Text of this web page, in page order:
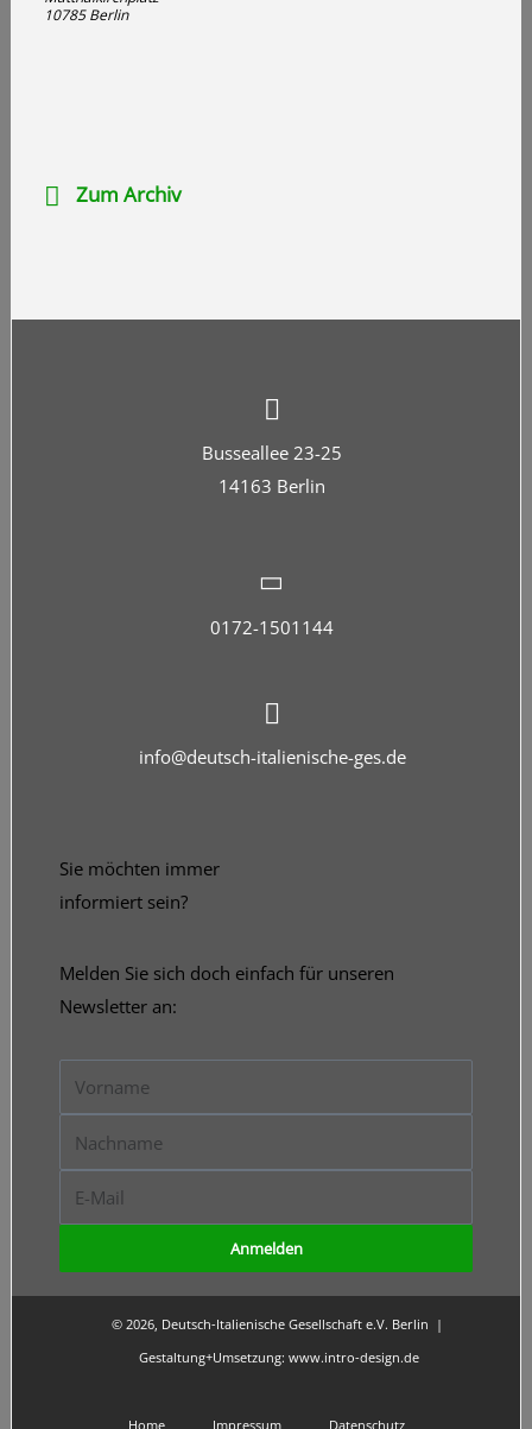
10785 Berlin
Zum Archiv
Busseallee 23-25
14163 Berlin
0172-1501144
info@deutsch-italienische-ges.de
Sie möchten immer
informiert sein?
Melden Sie sich doch einfach für unseren
Newsletter an:
Nachname
Mail
Anmelden
© 2026, Deutsch-Italienische Gesellschaft e.V. Berlin |
Gestaltung+Umsetzung: www.intro-design.de
Home Impressum Datenschutz